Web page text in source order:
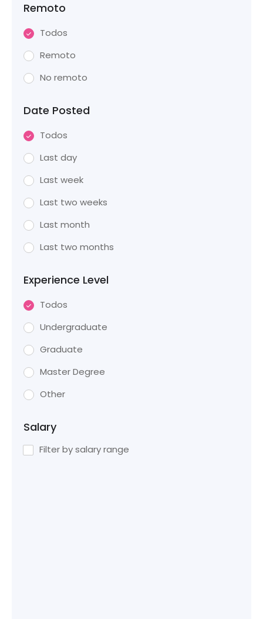
Remoto
Todos
Remoto
No remoto
Date Posted
Todos
Last day
Last week
Last two weeks
Last month
Last two months
Experience Level
Todos
Undergraduate
Graduate
Master Degree
Other
Salary
Filter by salary range